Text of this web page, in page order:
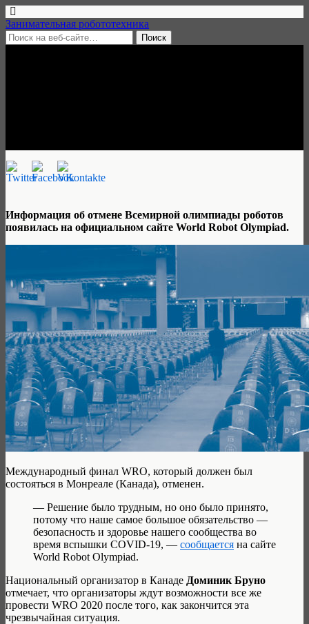
Занимательная робототехника
Информация об отмене Всемирной олимпиады роботов
появилась на официальном сайте World Robot Olympiad.
Международный финал WRO, который должен был
состояться в Монреале (Канада), отменен.
— Решение было трудным, но оно было принято,
потому что наше самое большое обязательство —
безопасность и здоровье нашего сообщества во
время вспышки COVID-19, — сообщается на сайте
World Robot Olympiad.
Национальный организатор в Канаде Доминик Бруно
отмечает, что организаторы ждут возможности все же
провести WRO 2020 после того, как закончится эта
чрезвычайная ситуация.